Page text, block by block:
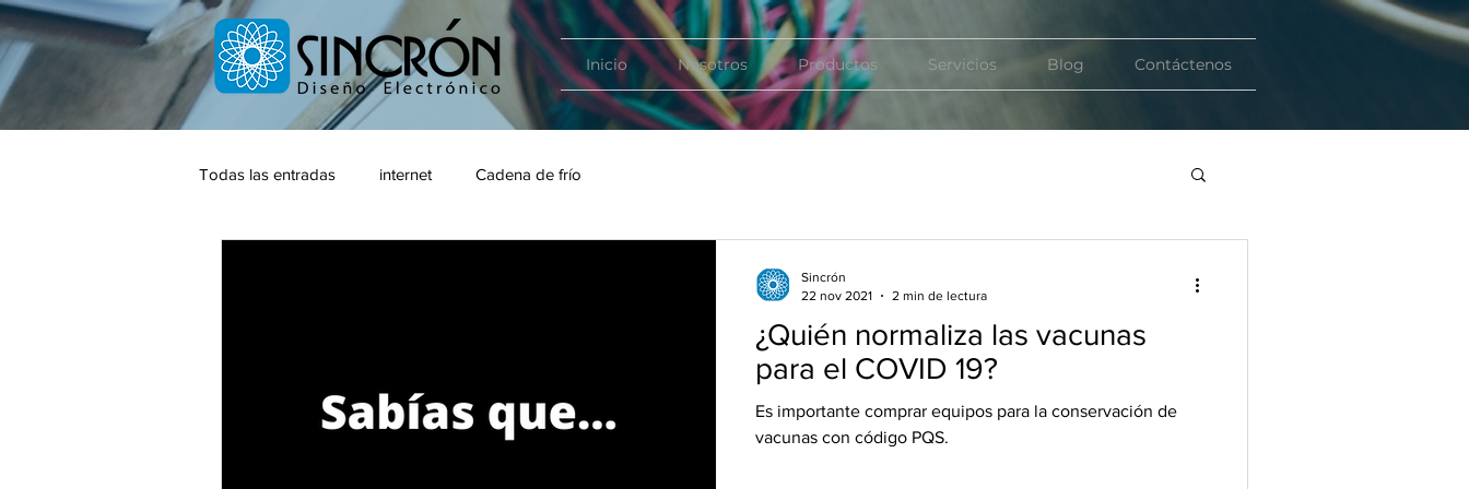
Inicio Nosotros Productos Servicios Blog Contáctenos
Todas las entradas internet Cadena de frío
¿Quién normaliza las vacunas
para el COVID 19?
Es importante comprar equipos para la conservación de
vacunas con código PQS.
Sincrón
22 nov 2021
2 min de lectura